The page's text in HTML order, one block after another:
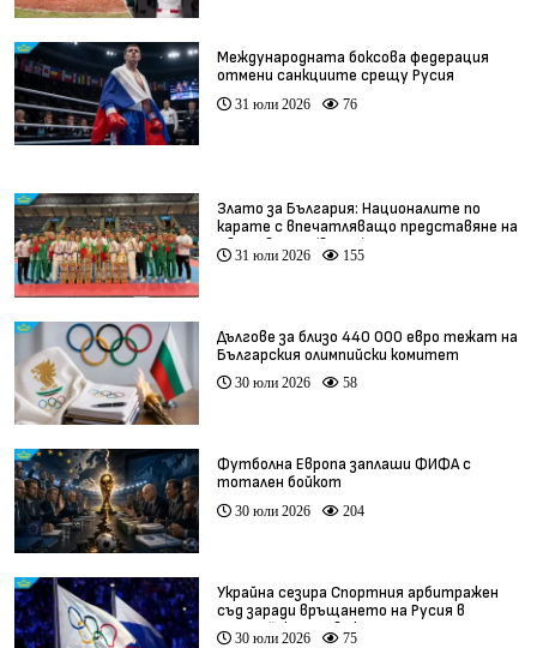
Международната боксова федерация
отмени санкциите срещу Русия
31 юли 2026 76
Злато за България: Националите по
карате с впечатляващо представяне на
Световното (видео)
31 юли 2026 155
Дългове за близо 440 000 евро тежат на
Българския олимпийски комитет
30 юли 2026 58
Футболна Европа заплаши ФИФА с
тотален бойкот
30 юли 2026 204
Украйна сезира Спортния арбитражен
съд заради връщането на Русия в
олимпийското движение
30 юли 2026 75